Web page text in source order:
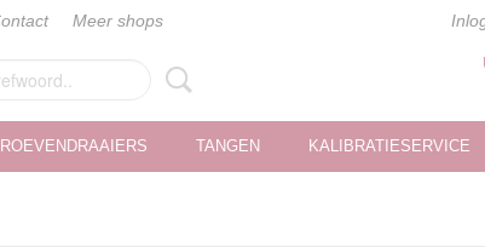
Meer shops
TANGEN KALIBRATIESERVICE